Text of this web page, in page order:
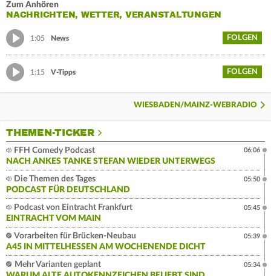
Zum Anhören
NACHRICHTEN, WETTER, VERANSTALTUNGEN
1:05 News FOLGEN
1:15 V-Tipps FOLGEN
WIESBADEN/MAINZ-WEBRADIO
THEMEN-TICKER
FFH Comedy Podcast
NACH ANKES TANKE STEFAN WIEDER UNTERWEGS
06:06
Die Themen des Tages
PODCAST FÜR DEUTSCHLAND
05:50
Podcast von Eintracht Frankfurt
EINTRACHT VOM MAIN
05:45
Vorarbeiten für Brücken-Neubau
A45 IN MITTELHESSEN AM WOCHENENDE DICHT
05:39
Mehr Varianten geplant
05:34